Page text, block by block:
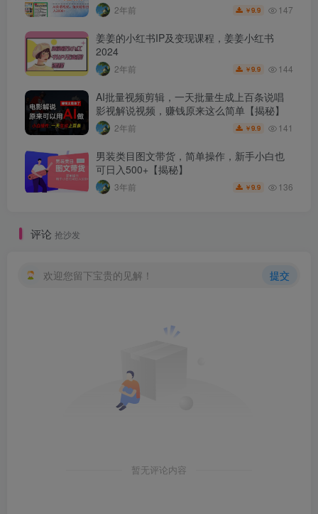
2年前 ￥9.9 147
姜姜的小红书IP及变现课程，姜姜小红书
2024
2年前 ￥9.9 144
AI批量视频剪辑，一天批量生成上百条说唱
影视解说视频，赚钱原来这么简单【揭秘】
2年前 ￥9.9 141
男装类目图文带货，简单操作，新手小白也
可日入500+【揭秘】
3年前 ￥9.9 136
评论 抢沙发
欢迎您留下宝贵的见解！ 提交
暂无评论内容